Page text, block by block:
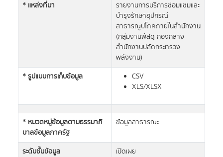
* แหล่งที่มา
รายงานการบริการซ่อมแซมและ
บำรุงรักษาอุปกรณ์
สาธารณูปโภคภายในสำนักงาน
(กลุ่มงานพัสดุ กองกลาง
สำนักงานปลัดกระทรวง
พลังงาน)
* รูปแบบการเก็บข้อมูล
CSV
XLS/XLSX
* หมวดหมู่ข้อมูลตามธรรมาภิ
บาลข้อมูลภาครัฐ
ข้อมูลสาธารณะ
ระดับชั้นข้อมูล
เปิดเผย